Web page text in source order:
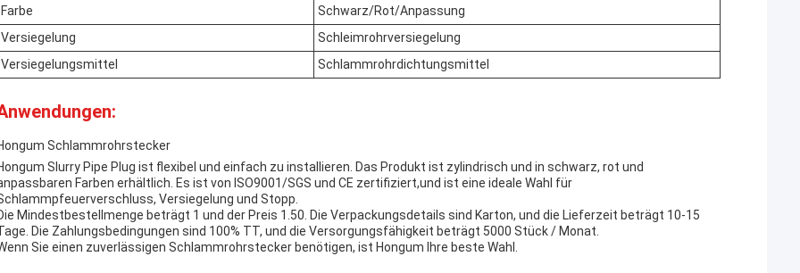
Farbe
Schwarz/Rot/Anpassung
Versiegelung
Schleimrohrversiegelung
Versiegelungsmittel
Schlammrohrdichtungsmittel
Schlammrohrstecker
Slurry Pipe Plug ist flexibel und einfach zu installieren. Das Produkt ist zylindrisch und in schwarz, rot und
Farben erhältlich. Es ist von ISO9001/SGS und CE zertifiziert,und ist eine ideale Wahl für
Versiegelung und Stopp.
Mindestbestellmenge beträgt 1 und der Preis 1.50. Die Verpackungsdetails sind Karton, und die Lieferzeit beträgt 10-15
Die Zahlungsbedingungen sind 100% TT, und die Versorgungsfähigkeit beträgt 5000 Stück / Monat.
Sie einen zuverlässigen Schlammrohrstecker benötigen, ist Hongum Ihre beste Wahl.